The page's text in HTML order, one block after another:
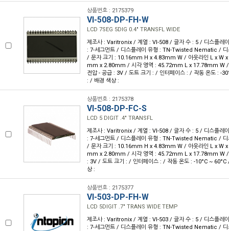
상품번호 : 2175379
VI-508-DP-FH-W
LCD 7SEG 5DIG 0.4" TRANSFL WIDE
제조사 : Varitronix / 계열 : VI-508 / 글자 수 : 5 / 디스플레
: 7-세그먼트 / 디스플레이 유형 : TN-Twisted Nematic / 디
/ 문자 크기 : 10.16mm H x 4.83mm W / 아웃라인 L x W
mm x 2.80mm / 시각 영역 : 45.72mm L x 17.78mm W /
전압 - 공급 : 3V / 도트 크기 : / 인터페이스 : / 작동 온도 : -
: / 배경 색상 :
상품번호 : 2175378
VI-508-DP-FC-S
LCD 5 DIGIT .4" TRANSFL
제조사 : Varitronix / 계열 : VI-508 / 글자 수 : 5 / 디스플레
: 7-세그먼트 / 디스플레이 유형 : TN-Twisted Nematic / 디
/ 문자 크기 : 10.16mm H x 4.83mm W / 아웃라인 L x W
mm x 2.80mm / 시각 영역 : 45.72mm L x 17.78mm W /
: 3V / 도트 크기 : / 인터페이스 : / 작동 온도 : -10°C ~
상 :
상품번호 : 2175377
VI-503-DP-FH-W
LCD 5DIGIT .7" TRANS WIDE TEMP
제조사 : Varitronix / 계열 : VI-503 / 글자 수 : 5 / 디스플레
: 7-세그먼트 / 디스플레이 유형 : TN-Twisted Nematic / 디